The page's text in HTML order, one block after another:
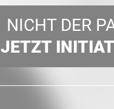
NICHT DER
JETZT